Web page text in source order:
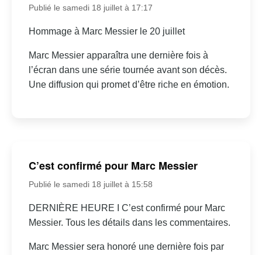
Publié le samedi 18 juillet à 17:17
Hommage à Marc Messier le 20 juillet
Marc Messier apparaîtra une dernière fois à
l’écran dans une série tournée avant son décès.
Une diffusion qui promet d’être riche en émotion.
C’est confirmé pour Marc Messier
Publié le samedi 18 juillet à 15:58
DERNIÈRE HEURE I C’est confirmé pour Marc
Messier. Tous les détails dans les commentaires.
Marc Messier sera honoré une dernière fois par